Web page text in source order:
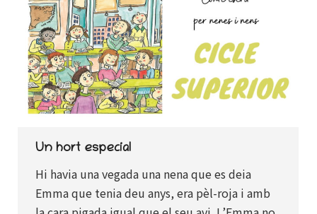
Un hort especial
Hi havia una vegada una nena que es deia
Emma que tenia deu anys, era pèl-roja i amb